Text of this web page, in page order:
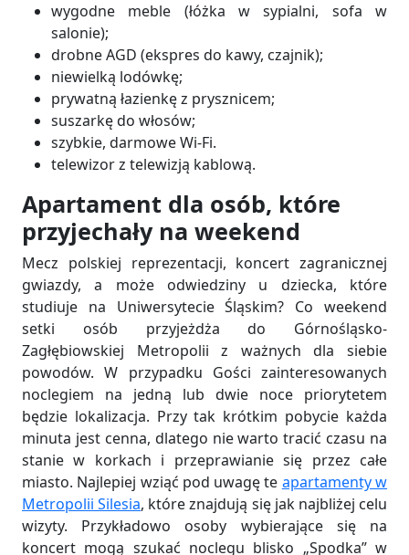
wygodne meble (łóżka w sypialni, sofa w
salonie);
drobne AGD (ekspres do kawy, czajnik);
niewielką lodówkę;
prywatną łazienkę z prysznicem;
suszarkę do włosów;
szybkie, darmowe Wi-Fi.
telewizor z telewizją kablową.
Apartament dla osób, które
przyjechały na weekend
Mecz polskiej reprezentacji, koncert zagranicznej
gwiazdy, a może odwiedziny u dziecka, które
studiuje na Uniwersytecie Śląskim? Co weekend
setki osób przyjeżdża do Górnośląsko-
Zagłębiowskiej Metropolii z ważnych dla siebie
powodów. W przypadku Gości zainteresowanych
noclegiem na jedną lub dwie noce priorytetem
będzie lokalizacja. Przy tak krótkim pobycie każda
minuta jest cenna, dlatego nie warto tracić czasu na
stanie w korkach i przeprawianie się przez całe
miasto. Najlepiej wziąć pod uwagę te apartamenty w
Metropolii Silesia, które znajdują się jak najbliżej celu
wizyty. Przykładowo osoby wybierające się na
koncert mogą szukać noclegu blisko „Spodka” w